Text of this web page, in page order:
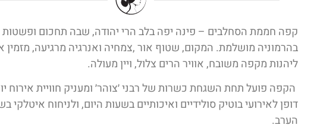
קפה חממת הסחלבים – פינה יפה בלב הרי יהודה, שבה תחכום ופשטות
בהרמוניה מושלמת. המקום, שטוף אור ,צמחיה ואנרגיה מרגיעה, מזמין
ליהנות מקפה משובח, אוויר הרים צלול, ויין מעולה.
הקפה פועל תחת השגחת כשרות של רבני ׳צוהר׳ ומעניק חוויית אירוח
דופן לאירועי בוטיק סולידיים ואיכותיים בשעות היום, ולניחוח איטלקי
הערב.